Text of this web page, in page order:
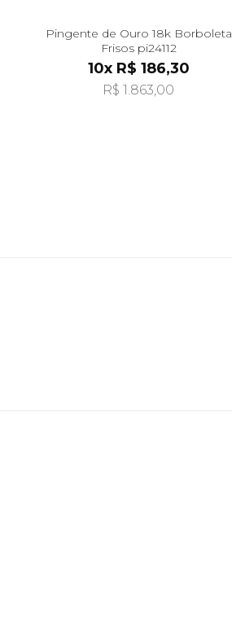
Pingente de Ouro 18k Borboleta
Frisos pi24112
10x R$ 186,30
R$ 1.863,00